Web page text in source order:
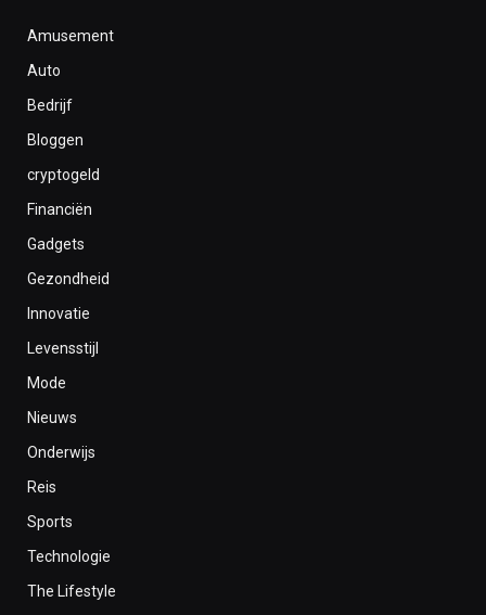
Amusement
Auto
Bedrijf
Bloggen
cryptogeld
Financiën
Gadgets
Gezondheid
Innovatie
Levensstijl
Mode
Nieuws
Onderwijs
Reis
Sports
Technologie
The Lifestyle